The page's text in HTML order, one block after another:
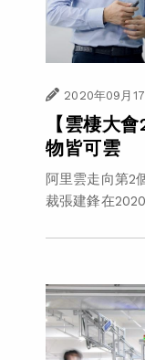
2020年09月17
【雲棲大
物皆可雲
阿里雲走向第2
裁張建鋒在